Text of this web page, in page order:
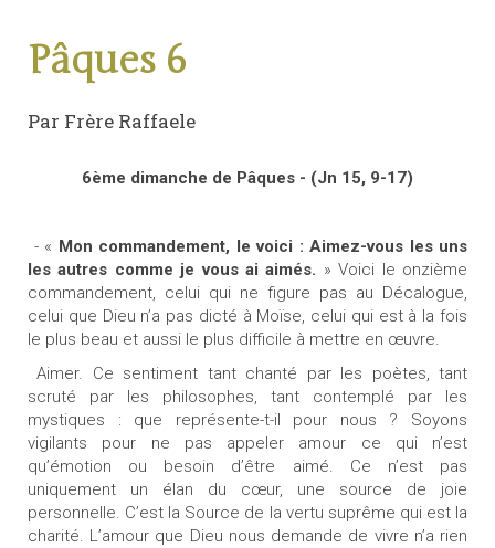
Pâques 6
Par Frère Raffaele
6ème dimanche de Pâques - (Jn 15, 9-17)
- « Mon commandement, le voici : Aimez-vous les uns
les autres comme je vous ai aimés. » Voici le onzième
commandement, celui qui ne figure pas au Décalogue,
celui que Dieu n’a pas dicté à Moïse, celui qui est à la fois
le plus beau et aussi le plus difficile à mettre en œuvre.
Aimer. Ce sentiment tant chanté par les poètes, tant
scruté par les philosophes, tant contemplé par les
mystiques : que représente-t-il pour nous ? Soyons
vigilants pour ne pas appeler amour ce qui n’est
qu’émotion ou besoin d’être aimé. Ce n’est pas
uniquement un élan du cœur, une source de joie
personnelle. C’est la Source de la vertu suprême qui est la
charité. L’amour que Dieu nous demande de vivre n’a rien